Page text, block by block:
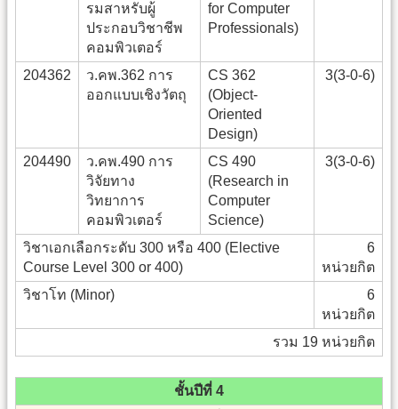
รมสาหรับผู้
ประกอบวิชาชีพ
คอมพิวเตอร์
for Computer
Professionals)
204362
ว.คพ.362 การ
ออกแบบเชิงวัตถุ
CS 362
(Object-
Oriented
Design)
3(3-0-6)
204490
ว.คพ.490 การ
วิจัยทาง
วิทยาการ
คอมพิวเตอร์
CS 490
(Research in
Computer
Science)
3(3-0-6)
วิชาเอกเลือกระดับ 300 หรือ 400 (Elective
Course Level 300 or 400)
6
หน่วยกิต
วิชาโท (Minor)
6
หน่วยกิต
รวม 19 หน่วยกิต
ชั้นปีที่ 4